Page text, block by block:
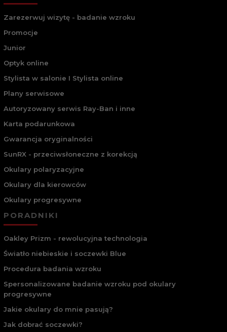
Zarezerwuj wizytę - badanie wzroku
Promocje
Junior
Optyk online
Stylista w salonie I Stylista online
Plany serwisowe
Autoryzowany serwis Ray-Ban i inne
Karta podarunkowa
Gwarancja oryginalności
SunRX - przeciwsłoneczne z korekcją
Okulary polaryzacyjne
Okulary dla kierowców
Okulary progresywne
PORADNIKI
Oakley Prizm - rewolucyjna technologia
Światło niebieskie i soczewki Blue
Procedura badania wzroku
Spersonalizowane badanie wzroku pod okulary
progresywne
Jakie okulary do mnie pasują?
Jak dobrać soczewki?